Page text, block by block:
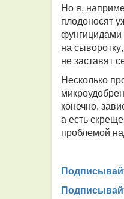
Но я,
плодоносят
фунгицидами
на
не заставят
Несколько
конечно,
а есть
проблемой